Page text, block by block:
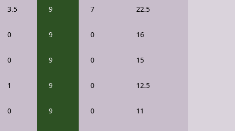
3.5 9 7 22.5
0 9 0 16
0 9 0 15
1 9 0 12.5
0 9 0 11